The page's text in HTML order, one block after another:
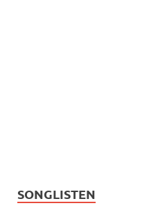
SONGLISTEN